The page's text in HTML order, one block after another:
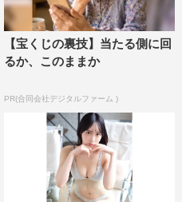
【宝くじの裏技】当たる側に回
るか、このままか
PR(合同会社デジタルファーム )